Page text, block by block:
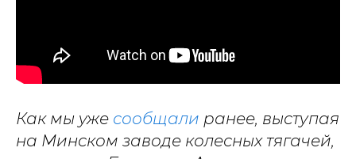
Как мы уже сообщали ранее, выступая
на Минском заводе колесных тягачей,